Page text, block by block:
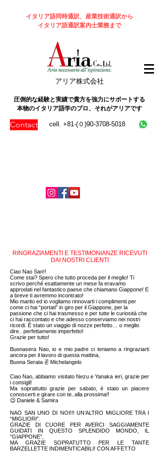
イタリア語同時通訳、産業技術通訳から
イタリア語通訳案内士業務まで
​アリア株式会社
圧倒的な経験と実績で貴方を強力にサポートする
本物のイタリア語学のプロ、それがアリアです
Contact cell. +81-(０)90-3708-5018
RINGRAZIAMENTI E TESTIMONIANZE RICEVUTI
DAI NOSTRI CLIENTI
Ciao Nao San!!
Come stai? Spero che tutto proceda per il meglio! Ti
scrivo perché esattamente un mese fa eravamo
approdati nel fantastico paese che chiamano Giappone! E
a breve ti avremmo incontrato!
Mio marito ed io vogliamo rinnovarti i complimenti per
come ci hai “portati” in giro per il Giappone, per la
passione che ci hai trasmesso e per tutte le curiosità che
ci hai raccontato e che adesso conserviamo nei nostri
ricordi. È stato un viaggio di nozze perfetto… o meglio
dire.. perfettamente imperfetto!
Grazie per tutto!
Buonasera Nao, io e mio padre ci teniamo a ringraziarti
ancora per il lavoro di questa mattina,
Buona Serata ✌ Michelangelo
Ciao Nao, abbiamo visitato Nezu e Yanaka ieri, grazie per
i consigli!
Ma soprattutto grazie per sabato, è stato un piacere
conoscerti e girare con te..alla prossima!!
😉 Daniele & Samira
NAO SAN UNO DI NOI!!! UN’ALTRO MIGLIORE TRA I
“MIGLIORI”.
GRAZIE DI CUORE PER AVERCI SAGGIAMENTE
GUIDATI IN QUESTO SPLENDIDO MONDO, IL
“GIAPPONE”,
MA GRAZIE SOPRATUTTO PER LE TANTE
BARZELLETTE INDIMENTICABILI! CON AFFETTO